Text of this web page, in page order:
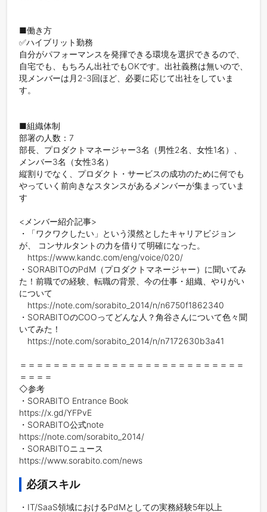
■働き方
✅ハイブリット勤務
自分がパフォーマンスを発揮できる環境を選択できるので、
自宅でも、もちろん出社でもOKです。出社義務は無いので、
現メンバーは月2-3回ほど、必要に応じて出社をしていま
す。
■組織体制
部署の人数：7
部長、プロダクトマネージャー3名（男性2名、女性1名）、
メンバー3名（女性3名）
縦割りでなく、プロダクト・サービスの成功のために何でも
やっていく前向きなスタンスがあるメンバーが集まっていま
す
<メンバー紹介記事>
・「ワクワクしたい」という漠然としたキャリアビジョン
が、 コンサルタントの力を借りて明確になった。
https://www.kandc.com/eng/voice/020/
・SORABITOのPdM（プロダクトマネージャー）に聞いてみ
た！前職での経験、転職の背景、今の仕事・組織、やりがい
について
https://note.com/sorabito_2014/n/n6750f1862340
・SORABITOのCOOってどんな人？角谷さんについて色々聞
いてみた！
https://note.com/sorabito_2014/n/n7172630b3a41
＝＝＝＝＝＝＝＝＝＝＝＝＝＝＝＝＝＝＝＝＝＝＝＝＝＝＝
＝＝＝＝
◇参考
・SORABITO Entrance Book
https://x.gd/YFPvE
・SORABITO公式note
https://note.com/sorabito_2014/
・SORABITOニュース
https://www.sorabito.com/news
必須スキル
・IT/SaaS領域におけるPdMとしての実務経験5年以上